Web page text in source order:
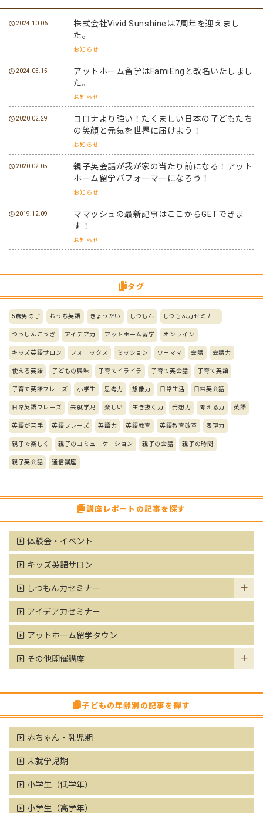
2024.10.06
株式会社Vivid Sunshineは7周年を迎えまし
た。
お知らせ
2024.05.15
アットホーム留学はFamiEngと改名いたしまし
た。
お知らせ
2020.02.29
コロナより強い！たくましい日本の子どもたち
の笑顔と元気を世界に届けよう！
お知らせ
2020.02.05
親子英会話が我が家の当たり前になる！アット
ホーム留学パフォーマーになろう！
お知らせ
2019.12.09
ママッシュの最新記事はここからGETできま
す！
お知らせ
タグ
5歳男の子 おうち英語 きょうだい しつもん しつもん力セミナー
つうしんこうざ アイデア力 アットホーム留学 オンライン
キッズ英語サロン フォニックス ミッション ワーママ 会話 会話力
使える英語 子どもの興味 子育てイライラ 子育て英会話 子育て英語
子育て英語フレーズ 小学生 思考力 想像力 日常生活 日常英会話
日常英語フレーズ 未就学児 楽しい 生き抜く力 発想力 考える力 英語
英語が苦手 英語フレーズ 英語力 英語教育 英語教育改革 表現力
親子で楽しく 親子のコミュニケーション 親子の会話 親子の時間
親子英会話 通信講座
講座レポートの記事を探す
体験会・イベント
キッズ英語サロン
しつもん力セミナー
アイデア力セミナー
アットホーム留学タウン
その他開催講座
子どもの年齢別の記事を探す
赤ちゃん・乳児期
未就学児期
小学生（低学年）
小学生（高学年）